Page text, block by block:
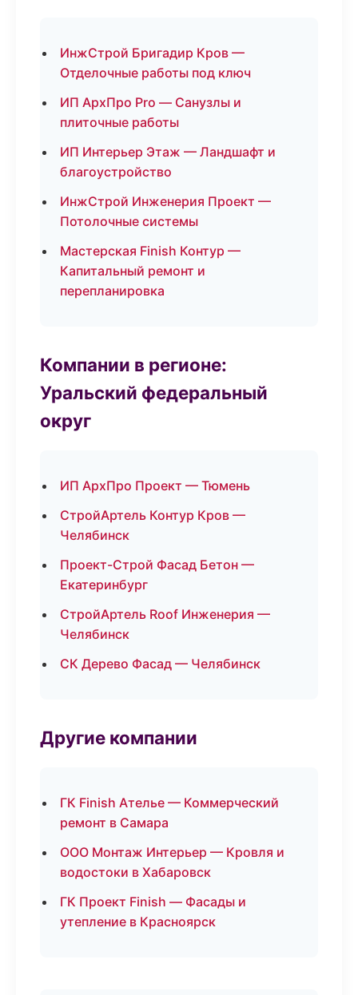
ИнжСтрой Бригадир Кров —
Отделочные работы под ключ
ИП АрхПро Pro — Санузлы и
плиточные работы
ИП Интерьер Этаж — Ландшафт и
благоустройство
ИнжСтрой Инженерия Проект —
Потолочные системы
Мастерская Finish Контур —
Капитальный ремонт и
перепланировка
Компании в регионе:
Уральский федеральный
округ
ИП АрхПро Проект — Тюмень
СтройАртель Контур Кров —
Челябинск
Проект-Строй Фасад Бетон —
Екатеринбург
СтройАртель Roof Инженерия —
Челябинск
СК Дерево Фасад — Челябинск
Другие компании
ГК Finish Ателье — Коммерческий
ремонт в Самара
ООО Монтаж Интерьер — Кровля и
водостоки в Хабаровск
ГК Проект Finish — Фасады и
утепление в Красноярск